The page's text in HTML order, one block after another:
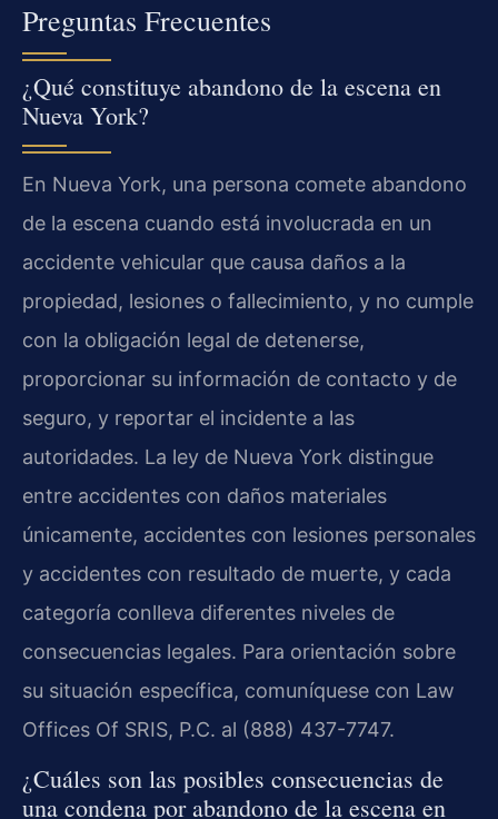
Preguntas Frecuentes
¿Qué constituye abandono de la escena en
Nueva York?
En Nueva York, una persona comete abandono
de la escena cuando está involucrada en un
accidente vehicular que causa daños a la
propiedad, lesiones o fallecimiento, y no cumple
con la obligación legal de detenerse,
proporcionar su información de contacto y de
seguro, y reportar el incidente a las
autoridades. La ley de Nueva York distingue
entre accidentes con daños materiales
únicamente, accidentes con lesiones personales
y accidentes con resultado de muerte, y cada
categoría conlleva diferentes niveles de
consecuencias legales. Para orientación sobre
su situación específica, comuníquese con Law
Offices Of SRIS, P.C. al (888) 437-7747.
¿Cuáles son las posibles consecuencias de
una condena por abandono de la escena en